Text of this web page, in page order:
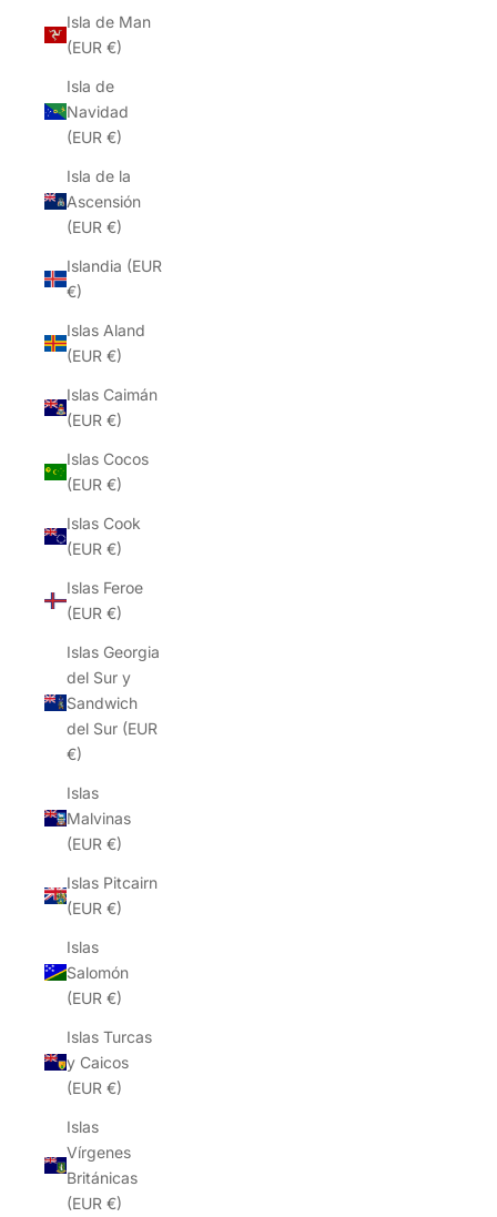
Isla de Man
(EUR €)
Isla de
Navidad
(EUR €)
Isla de la
Ascensión
(EUR €)
Islandia (EUR
€)
Islas Aland
(EUR €)
Islas Caimán
(EUR €)
Islas Cocos
(EUR €)
Islas Cook
(EUR €)
Islas Feroe
(EUR €)
Islas Georgia
del Sur y
Sandwich
del Sur (EUR
€)
Islas
Malvinas
(EUR €)
Islas Pitcairn
(EUR €)
Islas
Salomón
(EUR €)
Islas Turcas
y Caicos
(EUR €)
Islas
Vírgenes
Británicas
(EUR €)